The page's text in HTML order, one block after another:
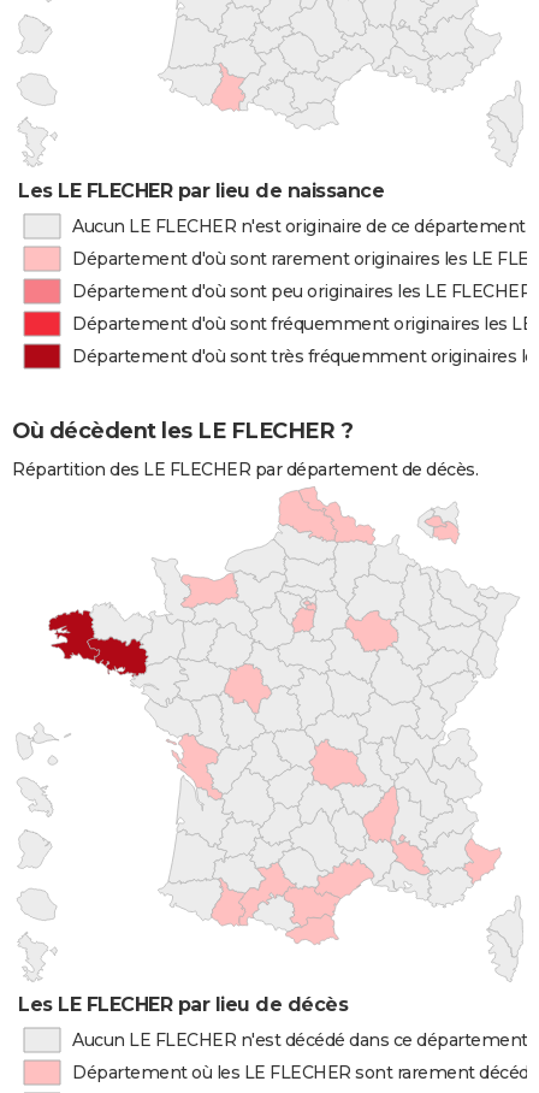
Les LE FLECHER par lieu de naissance
Aucun LE FLECHER n'est originaire de ce département
Département d'où sont rarement originaires les LE
Département d'où sont peu originaires les LE FLECHER
Département d'où sont fréquemment originaires les LE
Département d'où sont très fréquemment originaires
Où décèdent les LE FLECHER ?
Répartition des LE FLECHER par département de décès.
Les LE FLECHER par lieu de décès
Aucun LE FLECHER n'est décédé dans ce département
Département où les LE FLECHER sont rarement